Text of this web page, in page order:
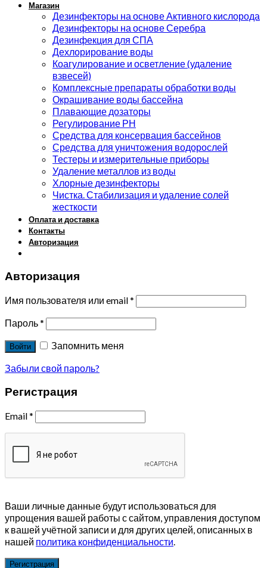
Магазин
Дезинфекторы на основе Активного кислорода
Дезинфекторы на основе Серебра
Дезинфекция для СПА
Дехлорирование воды
Коагулирование и осветление (удаление
взвесей)
Комплексные препараты обработки воды
Окрашивание воды бассейна
Плавающие дозаторы
Регулирование РН
Средства для консервация бассейнов
Средства для уничтожения водорослей
Тестеры и измерительные приборы
Удаление металлов из воды
Хлорные дезинфекторы
Чистка. Стабилизация и удаление солей
жесткости
Оплата и доставка
Контакты
Авторизация
Авторизация
Имя пользователя или email*
Пароль*
Войти
Запомнить меня
Забыли свой пароль?
Регистрация
Email*
Ваши личные данные будут использоваться для
упрощения вашей работы с сайтом, управления доступом
к вашей учётной записи и для других целей, описанных в
нашей политика конфиденциальности.
Регистрация